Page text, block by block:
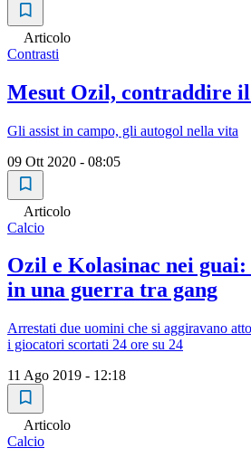
Articolo
Contrasti
Mesut Ozil, contraddire
Gli assist in campo, gli autogol nella vita
09 Ott 2020 - 08:05
Articolo
Calcio
Ozil e Kolasinac nei
in una guerra tra gang
Arrestati due uomini che si aggiravano
i giocatori scortati 24 ore su 24
11 Ago 2019 - 12:18
Articolo
Calcio